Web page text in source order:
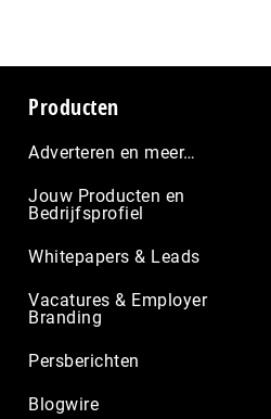
Producten
Adverteren en meer…
Jouw Producten en
Bedrijfsprofiel
Whitepapers & Leads
Vacatures & Employer
Branding
Persberichten
Blogwire